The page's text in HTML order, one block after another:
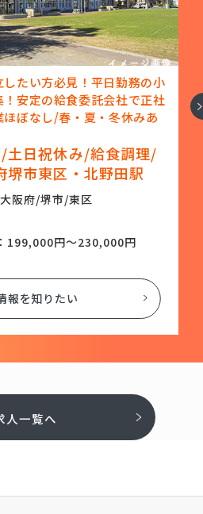
たい方必見！平日勤務の小
安定の給食委託会社で正社
ぼなし/春・夏・冬休みあ
土日祝休み/給食調理/
市東区・北野田駅
阪府/堺市/東区
199,000円～230,000円
報を知りたい
次
人一覧へ